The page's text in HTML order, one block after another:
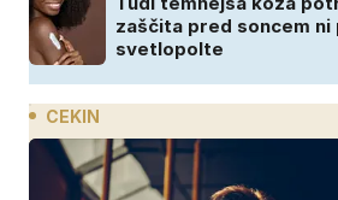
zaščita pred soncem ni
svetlopolte
CEKIN